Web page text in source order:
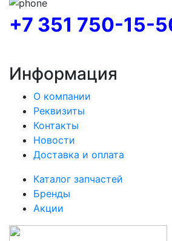
+7 351 750-15-
Информация
О компании
Реквизиты
Контакты
Новости
Доставка и оплата
Каталог запчастей
Бренды
Акции